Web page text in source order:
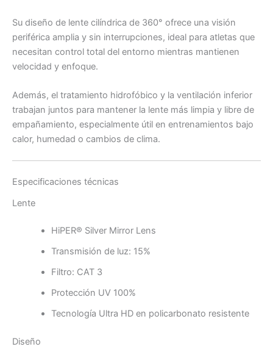
Su diseño de lente cilíndrica de 360° ofrece una visión
periférica amplia y sin interrupciones, ideal para atletas que
necesitan control total del entorno mientras mantienen
velocidad y enfoque.
Además, el tratamiento hidrofóbico y la ventilación inferior
trabajan juntos para mantener la lente más limpia y libre de
empañamiento, especialmente útil en entrenamientos bajo
calor, humedad o cambios de clima.
Especificaciones técnicas
Lente
HiPER® Silver Mirror Lens
Transmisión de luz: 15%
Filtro: CAT 3
Protección UV 100%
Tecnología Ultra HD en policarbonato resistente
Diseño